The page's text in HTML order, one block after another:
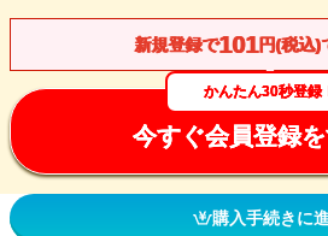
新規登録で101 円(税込)
かんたん30秒登録
今すぐ会員登録
購入手続きに